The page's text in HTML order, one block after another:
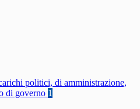
politici, di amministrazione,
di governo 1